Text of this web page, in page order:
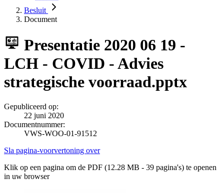
Besluit
Document
Presentatie 2020 06 19 -
LCH - COVID - Advies
strategische voorraad.pptx
Gepubliceerd op:
22 juni 2020
Documentnummer:
VWS-WOO-01-91512
Sla pagina-voorvertoning over
Klik op een pagina om de PDF (12.28 MB - 39 pagina's) te openen
in uw browser